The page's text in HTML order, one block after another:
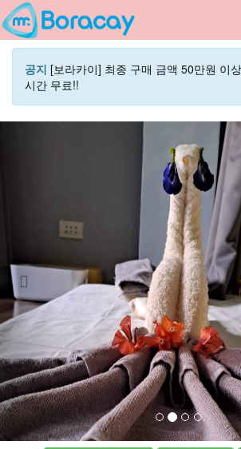
공지 [보라카이] 최종 구매 금액 50만원 이
시간 무료!!